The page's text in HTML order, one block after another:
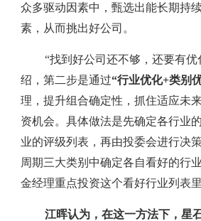
众多驱动因素中，甄选出能长期持
素，从而挑出好公司。
“找到好公司还不够，还要有优
绍，第二步是通过“行业优化+类别
理，提升组合确定性，抓住适应未
资机会。具体做法是先确定各行业
业的评级列表，再由投委会进行决
周期三大类别中确定各自看好的行
金经理重点投资这个看好行业列表里
江晖认为，在这一方法下，星